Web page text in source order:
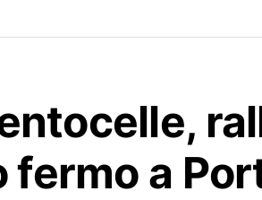
fermo a